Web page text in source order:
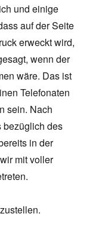
und einige
auf der Seite
erweckt wird,
wenn der
wäre. Das ist
Telefonaten
sein. Nach
bezüglich des
in der
mit voller